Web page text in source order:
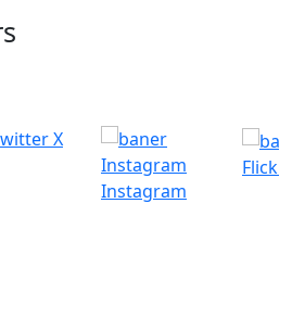
X
Instagram
Flickr